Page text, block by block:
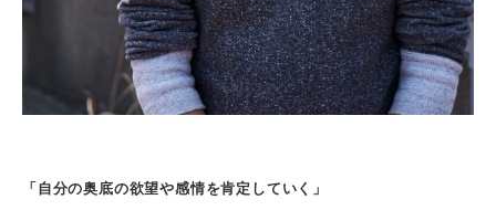
「自分の奥底の欲望や感情を肯定していく」